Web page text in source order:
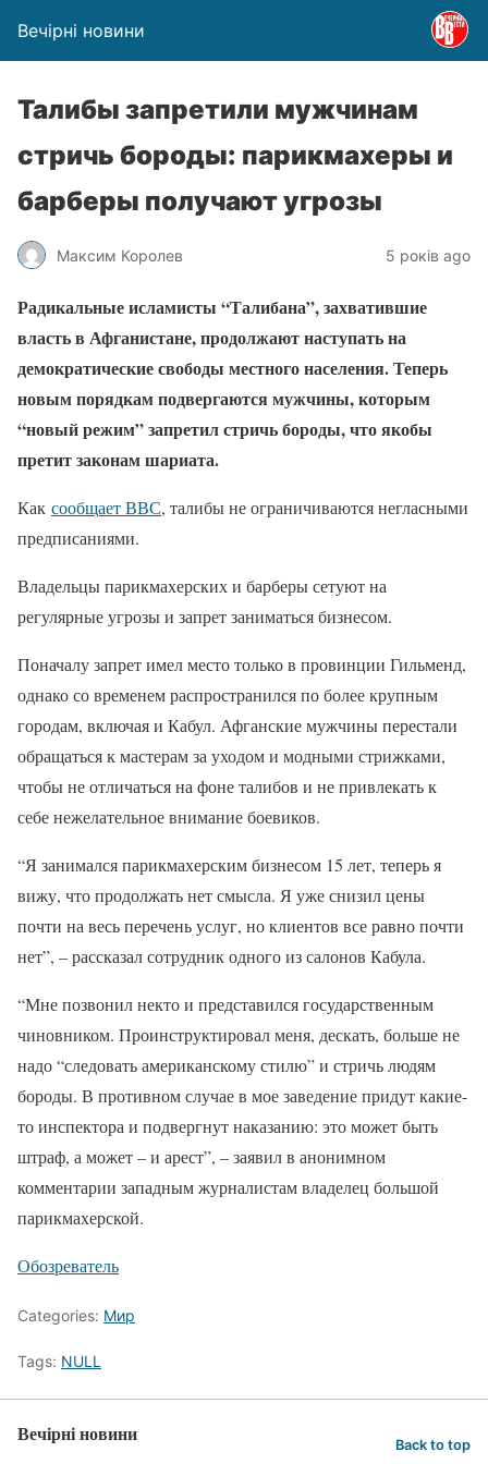
Вечірні новини
Талибы запретили мужчинам
стричь бороды: парикмахеры и
барберы получают угрозы
Максим Королев 5 років ago
Радикальные исламисты “Талибана”, захватившие
власть в Афганистане, продолжают наступать на
демократические свободы местного населения. Теперь
новым порядкам подвергаются мужчины, которым
“новый режим” запретил стричь бороды, что якобы
претит законам шариата.
Как сообщает ВВС, талибы не ограничиваются негласными
предписаниями.
Владельцы парикмахерских и барберы сетуют на
регулярные угрозы и запрет заниматься бизнесом.
Поначалу запрет имел место только в провинции Гильменд,
однако со временем распространился по более крупным
городам, включая и Кабул. Афганские мужчины перестали
обращаться к мастерам за уходом и модными стрижками,
чтобы не отличаться на фоне талибов и не привлекать к
себе нежелательное внимание боевиков.
“Я занимался парикмахерским бизнесом 15 лет, теперь я
вижу, что продолжать нет смысла. Я уже снизил цены
почти на весь перечень услуг, но клиентов все равно почти
нет”, – рассказал сотрудник одного из салонов Кабула.
“Мне позвонил некто и представился государственным
чиновником. Проинструктировал меня, дескать, больше не
надо “следовать американскому стилю” и стричь людям
бороды. В противном случае в мое заведение придут какие-
то инспектора и подвергнут наказанию: это может быть
штраф, а может – и арест”, – заявил в анонимном
комментарии западным журналистам владелец большой
парикмахерской.
Обозреватель
Categories: Мир
Tags: NULL
Вечірні новини Back to top